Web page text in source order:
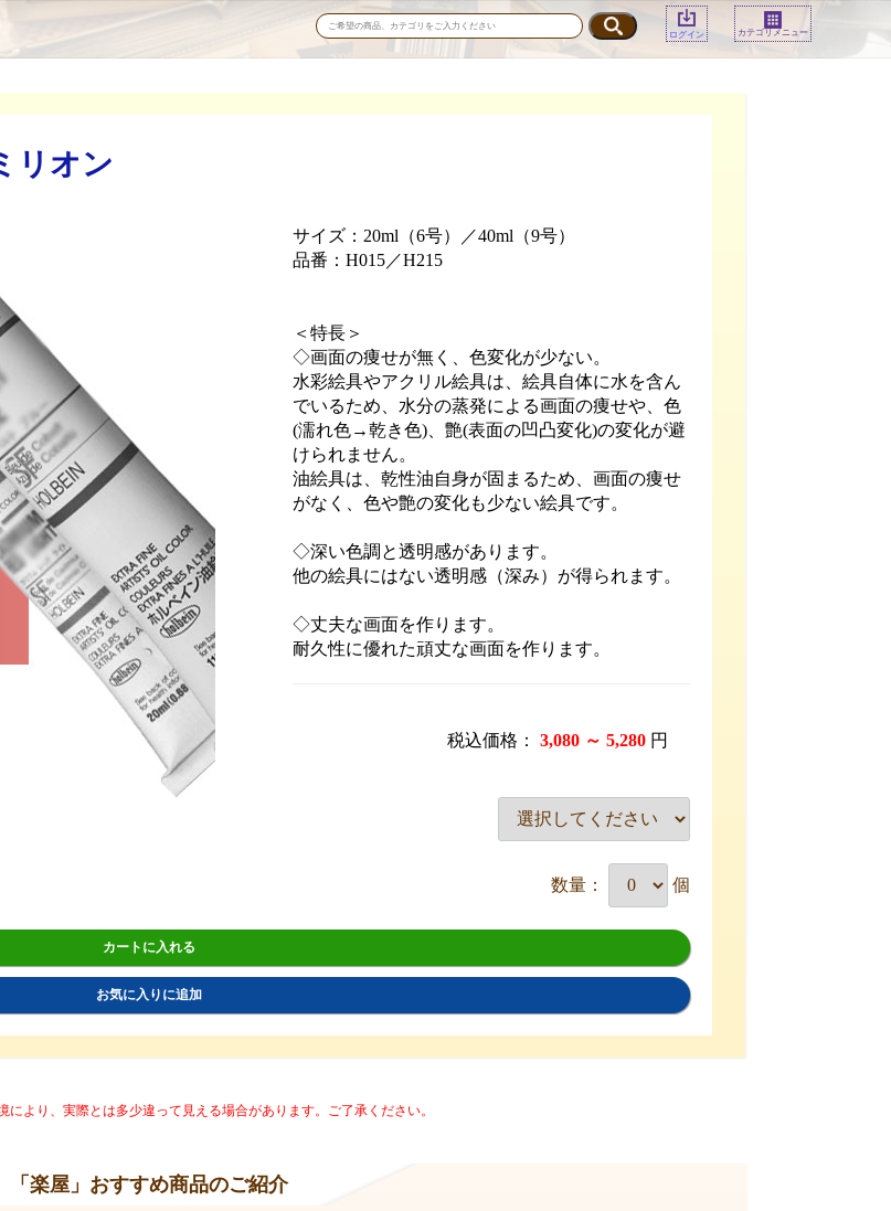
ログイン カテゴリメニュー
オン
サイズ：20ml（6号）／40ml（9号）
品番：H015／H215
＜特長＞
◇画面の痩せが無く、色変化が少ない。
水彩絵具やアクリル絵具は、絵具自体に水を含ん
でいるため、水分の蒸発による画面の痩せや、色
(濡れ色→乾き色)、艶(表面の凹凸変化)の変化が避
けられません。
油絵具は、乾性油自身が固まるため、画面の痩せ
がなく、色や艶の変化も少ない絵具です。
◇深い色調と透明感があります。
他の絵具にはない透明感（深み）が得られます。
◇丈夫な画面を作ります。
耐久性に優れた頑丈な画面を作ります。
税込価格： 3,080 ～ 5,280 円
数量： 個
カートに入れる
お気に入りに追加
により、実際とは多少違って見える場合があります。ご了承ください。
「楽屋」おすすめ商品のご紹介